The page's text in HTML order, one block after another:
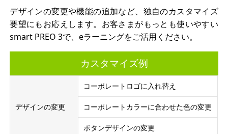
デザインの変更や機能の追加など、独自のカスタマイズ
要望にもお応えします。お客さまがもっとも使いやすい
smart PREO 3で、eラーニングをご活用ください。
カスタマイズ例
デザインの変更
コーポレートロゴに入れ替え
コーポレートカラーに合わせた色の変更
ボタンデザインの変更